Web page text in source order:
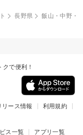
長野県
飯山・中野・
で便利！
リース情報
利用規約
ス一覧 アプリ一覧